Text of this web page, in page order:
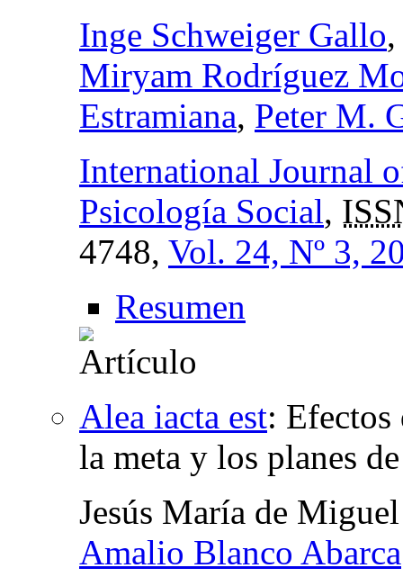
Inge Schweiger Gallo
Miryam Rodríguez
Estramiana, Peter M.
International Journal
Psicología Social,
4748, Vol. 24, Nº 3,
Resumen
Alea iacta est: Efectos
la meta y los planes
Jesús María de
Amalio Blanco Abarca